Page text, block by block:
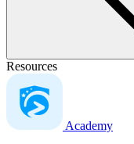
Resources
Academy